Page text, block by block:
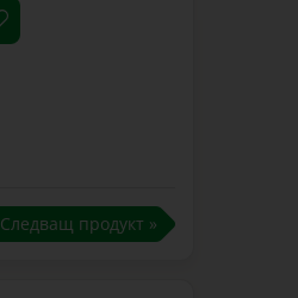
Следващ продукт »